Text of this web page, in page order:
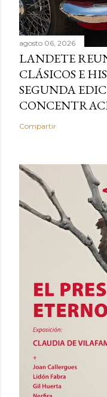
agosto 06, 2026
LANDETE
CLÁSICOS E
SEGUNDA
Compartir